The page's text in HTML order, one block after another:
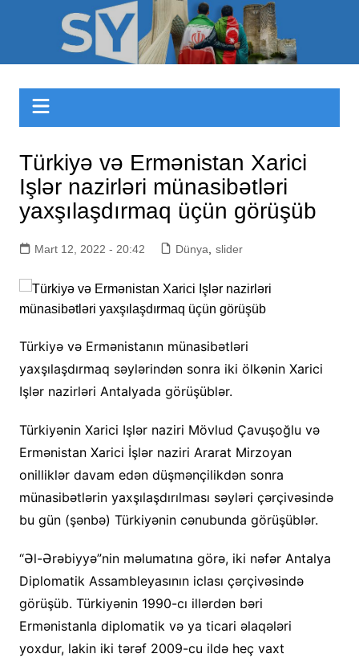
Sizinyol.org
Türkiyə və Ermənistan Xarici
Işlər nazirləri münasibətləri
yaxşılaşdırmaq üçün görüşüb
Mart 12, 2022 - 20:42 Dünya slider
Türkiyə və Ermənistanın münasibətləri
yaxşılaşdırmaq səylərindən sonra iki ölkənin Xarici
Işlər nazirləri Antalyada görüşüblər.
Türkiyənin Xarici Işlər naziri Mövlud Çavuşoğlu və
Ermənistan Xarici İşlər naziri Ararat Mirzoyan
onilliklər davam edən düşmənçilikdən sonra
münasibətlərin yaxşılaşdırılması səyləri çərçivəsində
bu gün (şənbə) Türkiyənin cənubunda görüşüblər.
“Əl-Ərəbiyyə”nin məlumatına görə, iki nəfər Antalya
Diplomatik Assambleyasının iclası çərçivəsində
görüşüb. Türkiyənin 1990-cı illərdən bəri
Ermənistanla diplomatik və ya ticari əlaqələri
yoxdur, lakin iki tərəf 2009-cu ildə heç vaxt